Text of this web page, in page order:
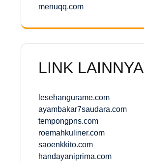
menuqq.com
LINK LAINNYA
lesehangurame.com
ayambakar7saudara.com
tempongpns.com
roemahkuliner.com
saoenkkito.com
handayaniprima.com